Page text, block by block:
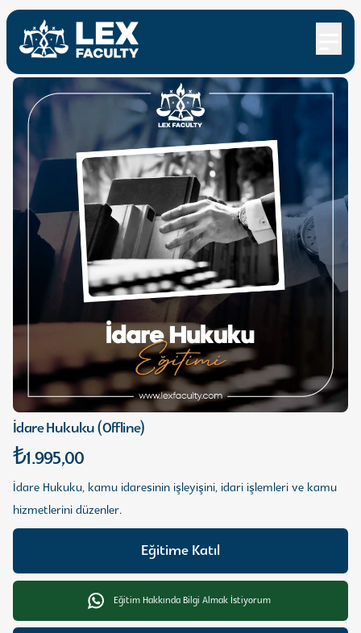
İdare Hukuku (Offline)
₺1.995,00
İdare Hukuku, kamu idaresinin işleyişini, idari işlemleri ve kamu
hizmetlerini düzenler.
Eğitime Katıl
Eğitim Hakkında Bilgi Almak İstiyorum